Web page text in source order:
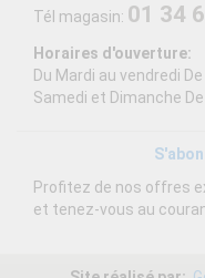
Tél magasin: 01 34
Horaires d'ouverture:
Du Mardi au vendredi De
Samedi et Dimanche De
Profitez de nos offres
et tenez-vous au